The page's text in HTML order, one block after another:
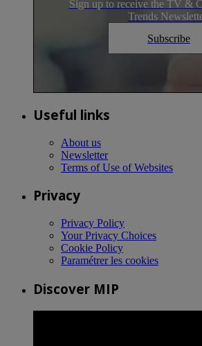
Sign up to receive the TV &
Trends
Subscribe
Useful links
About us
Newsletter
Terms of Use of Websites
Privacy
Privacy Policy
Your Privacy Choices
Cookie Policy
Paramétrer les cookies
Discover MIP